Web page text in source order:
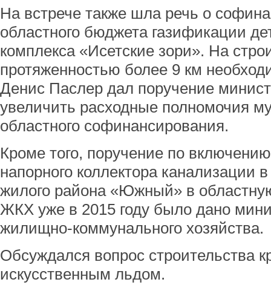
На встрече также шла речь о
областного бюджета газификации
комплекса «Исетские зори». На
протяженностью более 9 км
Денис Паслер дал поручение
увеличить расходные полномочия
областного софинансирования.
Кроме того, поручение по
напорного коллектора канализации
жилого района «Южный» в
ЖКХ уже в 2015 году было дано
жилищно-коммунального хозяйства.
Обсуждался вопрос строительства
искусственным льдом.